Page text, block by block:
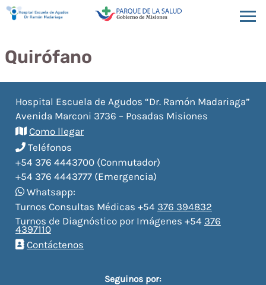
Quirófano
Hospital Escuela de Agudos “Dr. Ramón Madariaga”
Avenida Marconi 3736 – Posadas Misiones
Como llegar
Teléfonos
+54 376 4443700 (Conmutador)
+54 376 4443777 (Emergencia)
Whatsapp:
Turnos Consultas Médicas +54 376 394832
Turnos de Diagnóstico por Imágenes +54 376
4397110
Contáctenos
Seguinos por: